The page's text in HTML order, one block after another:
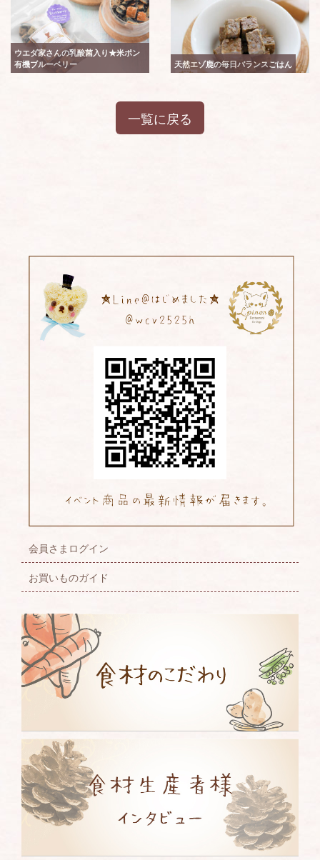
ウエダ家さんの乳酸菌入り★米ポン
有機ブルーベリー
天然エゾ鹿の毎日バランスごはん
一覧に戻る
会員さまログイン
お買いものガイド